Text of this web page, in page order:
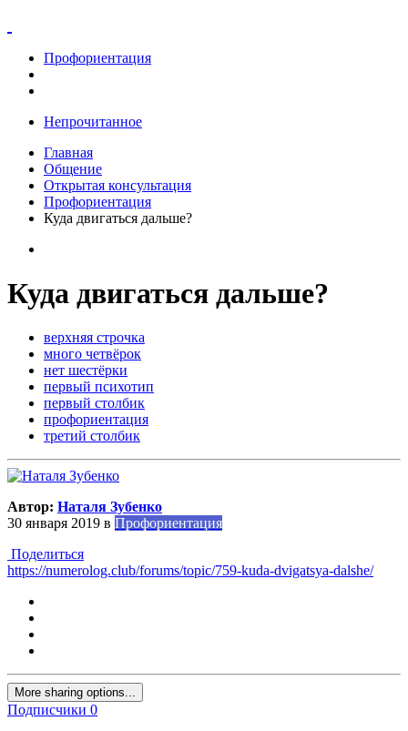
Профориентация
Непрочитанное
Главная
Общение
Открытая консультация
Профориентация
Куда двигаться дальше?
Куда двигаться дальше?
верхняя строчка
много четвёрок
нет шестёрки
первый психотип
первый столбик
профориентация
третий столбик
Автор: Наталя Зубенко
30 января 2019 в Профориентация
Поделиться
https://numerolog.club/forums/topic/759-kuda-dvigatsya-dalshe/
More sharing options...
Подписчики 0